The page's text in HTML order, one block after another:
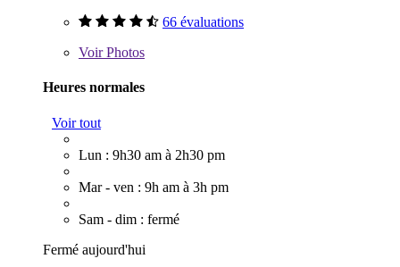
66 évaluations
VoirPhotos
Heures normales
Voir tout
Lun : 9h30 am à 2h30 pm
Mar - ven : 9h am à 3h pm
Sam - dim : fermé
Fermé aujourd'hui